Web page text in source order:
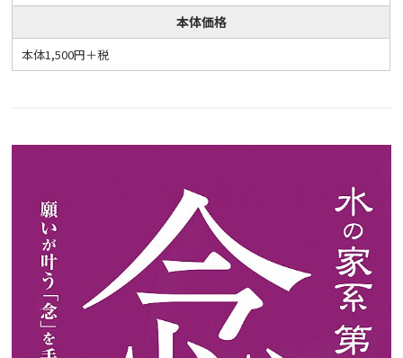
本体価格
本体1,500円＋税